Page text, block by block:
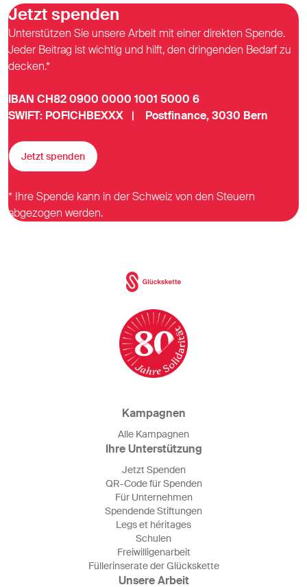
Jetzt spenden
Unterstützen Sie unsere Arbeit mit einer direkten Spende.
Jeder Beitrag ist wichtig und hilft, den dringenden Bedarf zu
decken.*
IBAN CH82 0900 0000 1001 5000 6
SWIFT: POFICHBEXXX | Postfinance, 3030 Bern
Jetzt spenden
* Ihre Spende kann in der Schweiz von den Steuern
abgezogen werden.
Kampagnen
Alle Kampagnen
Ihre Unterstützung
Jetzt Spenden
QR-Code für Spenden
Für Unternehmen
Spendende Stiftungen
Legs et héritages
Schulen
Freiwilligenarbeit
Füllerinserate der Glückskette
Unsere Arbeit